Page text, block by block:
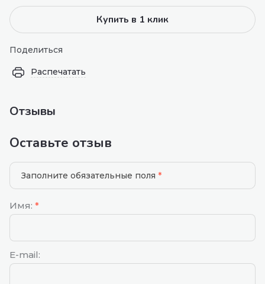
Купить в 1 клик
Поделиться
Распечатать
Отзывы
Оставьте отзыв
Заполните обязательные поля *
Имя: *
E-mail: